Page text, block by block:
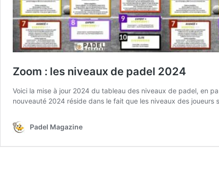
Zoom : les niveaux de padel 2024
Voici la mise à jour 2024 du tableau des niveaux de padel, en
nouveauté 2024 réside dans le fait que les niveaux des
Padel Magazine